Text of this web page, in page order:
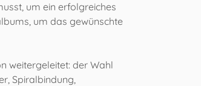
um ein erfolgreiches
um das gewünschte
weitergeleitet: der Wahl
Spiralbindung,